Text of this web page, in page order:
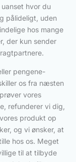
hvor du
pålideligt, uden
hos mange
der kun sender
pengene-
os fra næsten
vores
refunderer vi dig,
produkt op
og vi ønsker, at
hos os. Meget
til at tilbyde